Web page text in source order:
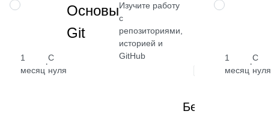
НАВЫК
1
месяц
·
С
нуля
Основы
Git
Изучите работу
с
репозиториями,
историей и
GitHub
Бесплатно
НАВЫК
1
месяц
·
С
нуля